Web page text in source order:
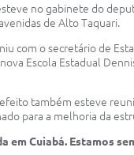
no gabinete do
de Alto Taquari.
com o secretário de
Escola Estadual
também esteve
para a melhoria da
em Cuiabá. Estamos